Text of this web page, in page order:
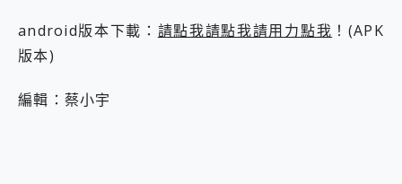
android版本下載： 請點我請點我請用力點我 ！(APK
版本)
編輯：蔡小宇